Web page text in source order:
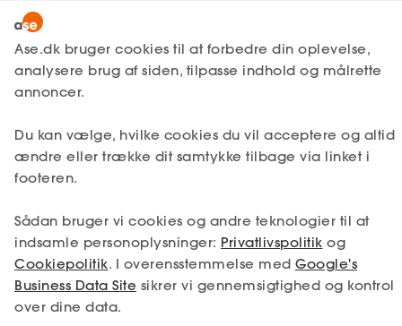
MitAse
Ase Selvstændig
Dokumenter.dk
Lønmodtager
A-kasse
Fagforening
Lønsikring
Få svar
Selvstændig
Studerende
Lønmodtager Få svar
Jobsøgning
Find dit næste job
LinkedIn-jobsøgning
netværk og komme i kontakt med
relevante aktører. Du får her vores bedste
tips til at komme godt i gang.
Ase.dk bruger cookies til at forbedre din oplevelse,
analysere brug af siden, tilpasse indhold og målrette
annoncer.
Du kan vælge, hvilke cookies du vil acceptere og altid
ændre eller trække dit samtykke tilbage via linket i
footeren.
Sådan bruger vi cookies og andre teknologier til at
indsamle personoplysninger: Privatlivspolitik og
Cookiepolitik. I overensstemmelse med Google's
Business Data Site sikrer vi gennemsigtighed og kontrol
over dine data.